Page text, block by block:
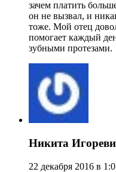
зачем платить
он не вызвал, и
тоже. Мой отец
помогает каждый
зубными протезами.
Никита
22 декабря 2016 в